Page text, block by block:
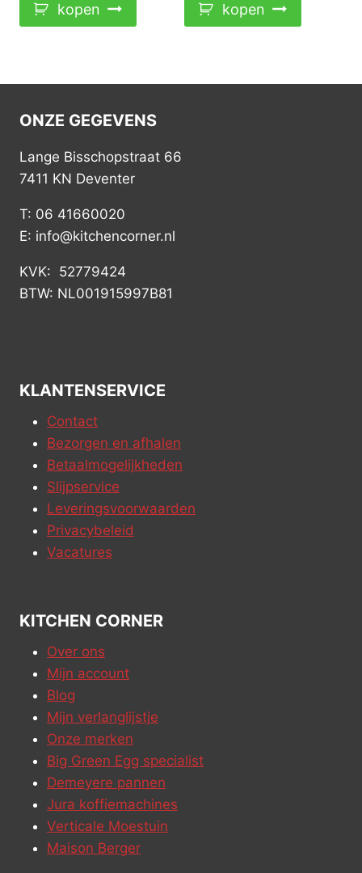
kopen kopen
ONZE GEGEVENS
Lange Bisschopstraat 66
7411 KN Deventer
T: 06 41660020
E: info@kitchencorner.nl
KVK: 52779424
BTW: NL001915997B81
KLANTENSERVICE
Contact
Bezorgen en afhalen
Betaalmogelijkheden
Slijpservice
Leveringsvoorwaarden
Privacybeleid
Vacatures
KITCHEN CORNER
Over ons
Mijn account
Blog
Mijn verlanglijstje
Onze merken
Big Green Egg specialist
Demeyere pannen
Jura koffiemachines
Verticale Moestuin
Maison Berger